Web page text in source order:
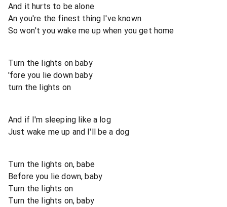
And it hurts to be alone
An you're the finest thing I've known
So won't you wake me up when you get home
Turn the lights on baby
'fore you lie down baby
turn the lights on
And if I'm sleeping like a log
Just wake me up and I'll be a dog
Turn the lights on, babe
Before you lie down, baby
Turn the lights on
Turn the lights on, baby